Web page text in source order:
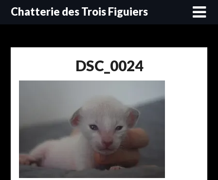
SkipChatterie des Trois Figuiers
DSC_0024